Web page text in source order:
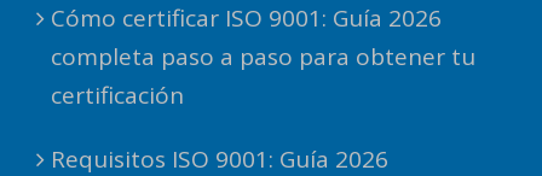
Cómo certificar ISO 9001: Guía 2026
completa paso a paso para obtener tu
certificación
Requisitos ISO 9001: Guía 2026